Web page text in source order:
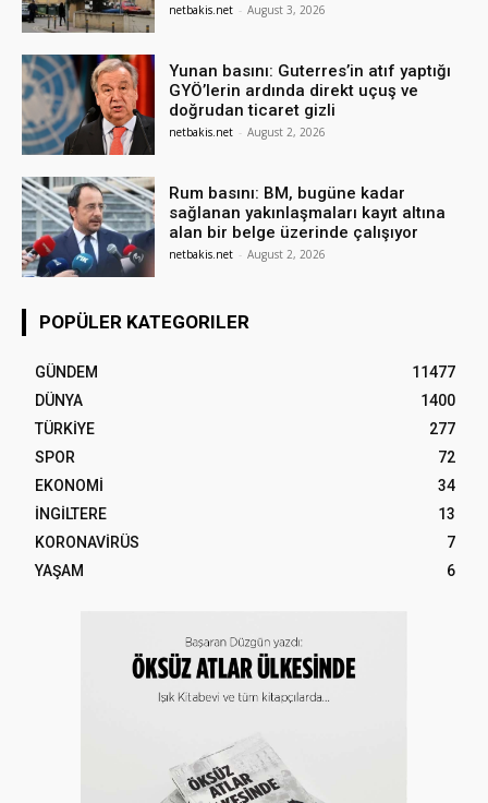
netbakis.net - August 3, 2026
Yunan basını: Guterres’in atıf yaptığı
GYÖ’lerin ardında direkt uçuş ve
doğrudan ticaret gizli
netbakis.net - August 2, 2026
Rum basını: BM, bugüne kadar
sağlanan yakınlaşmaları kayıt altına
alan bir belge üzerinde çalışıyor
netbakis.net - August 2, 2026
POPÜLER KATEGORILER
GÜNDEM
11477
DÜNYA
1400
TÜRKİYE
277
SPOR
72
EKONOMİ
34
İNGİLTERE
13
KORONAVİRÜS
7
YAŞAM
6